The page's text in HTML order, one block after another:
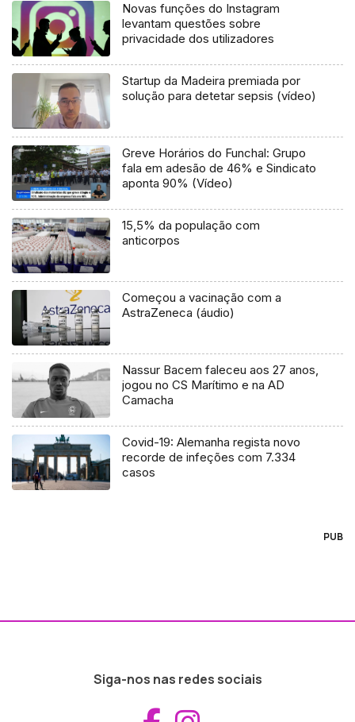
Novas funções do Instagram
levantam questões sobre
privacidade dos utilizadores
Startup da Madeira premiada por
solução para detetar sepsis (vídeo)
Greve Horários do Funchal: Grupo
fala em adesão de 46% e Sindicato
aponta 90% (Vídeo)
15,5% da população com
anticorpos
Começou a vacinação com a
AstraZeneca (áudio)
Nassur Bacem faleceu aos 27 anos,
jogou no CS Marítimo e na AD
Camacha
Covid-19: Alemanha regista novo
recorde de infeções com 7.334
casos
PUB
Siga-nos nas redes sociais